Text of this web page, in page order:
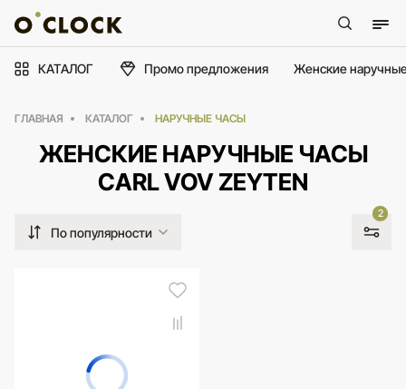
КАТАЛОГ Промо предложения Женские
ГЛАВНАЯ КАТАЛОГ НАРУЧНЫЕ ЧАСЫ
ЖЕНСКИЕ НАРУЧНЫЕ ЧАСЫ
CARL VOV ZEYTEN
По популярности
2